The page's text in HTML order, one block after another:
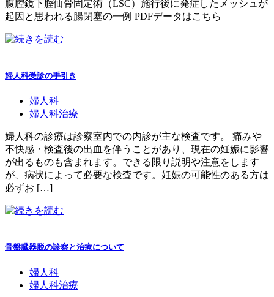
腹腔鏡下腟仙骨固定術（LSC）施行後に発症したメッシュが
起因と思われる腸閉塞の一例 PDFデータはこちら
婦人科受診の手引き
婦人科
婦人科治療
婦人科の診療は診察室内での内診が主な検査です。 痛みや
不快感・検査後の出血を伴うことがあり、現在の妊娠に影響
が出るものも含まれます。できる限り説明や注意をします
が、病状によって必要な検査です。妊娠の可能性のある方は
必ずお […]
骨盤臓器脱の診察と治療について
婦人科
婦人科治療